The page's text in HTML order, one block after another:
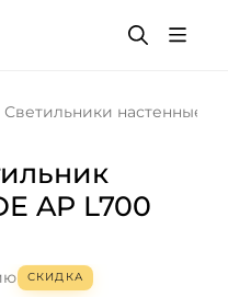
Светильники настенные
AP L700
СКИДКА